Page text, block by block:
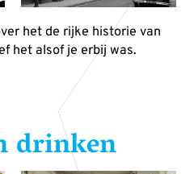
het de rijke historie van
het alsof je erbij was.
drinken